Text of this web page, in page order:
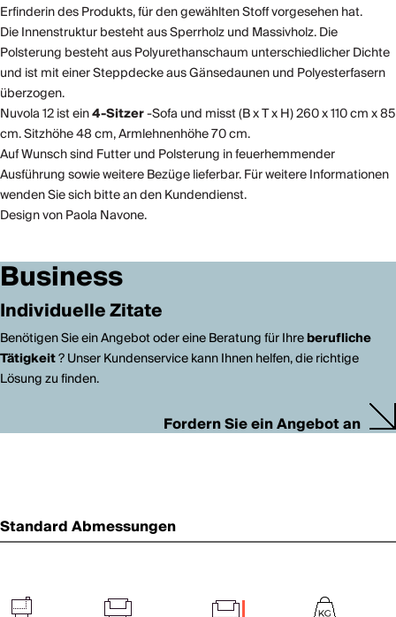
Erfinderin des Produkts, für den gewählten Stoff vorgesehen hat.
Die Innenstruktur besteht aus Sperrholz und Massivholz. Die
Polsterung besteht aus Polyurethanschaum unterschiedlicher Dichte
und ist mit einer Steppdecke aus Gänsedaunen und Polyesterfasern
überzogen.
Nuvola 12 ist ein4-Sitzer-Sofa und misst (B x T x H) 260 x 110 cm x 85
cm. Sitzhöhe 48 cm, Armlehnenhöhe 70 cm.
Auf Wunsch sind Futter und Polsterung in feuerhemmender
Ausführung sowie weitere Bezüge lieferbar. Für weitere Informationen
wenden Sie sich bitte an den Kundendienst.
Design von Paola Navone.
Business
Individuelle Zitate
Benötigen Sie ein Angebot oder eine Beratung für Ihreberufliche
Tätigkeit? Unser Kundenservice kann Ihnen helfen, die richtige
Lösung zu finden.
Fordern Sie ein Angebot an
Standard Abmessungen